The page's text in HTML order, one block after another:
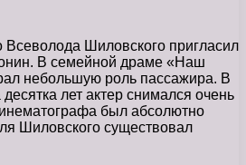
Всеволода Шиловского пригласил
В семейной драме «Наш
небольшую роль пассажира. В
лет актер снимался очень
был абсолютно
Шиловского существовал